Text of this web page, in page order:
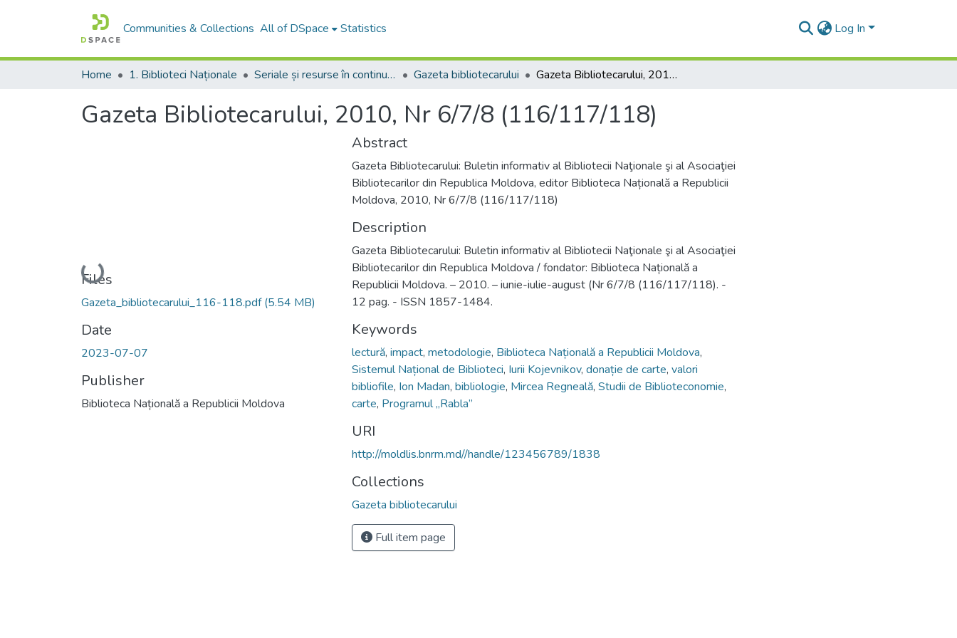
Communities & Collections All of DSpace Statistics Log In
Home 1. Biblioteci Naționale Seriale și resurse în continuare Gazeta bibliotecarului Gazeta Bibliotecarului, 2010, Nr 6/7/8 (116/117/118)
Gazeta Bibliotecarului, 2010, Nr 6/7/8 (116/117/118)
Loading...
Files
Gazeta_bibliotecarului_116-118.pdf(5.54 MB)
Date
2023-07-07
Publisher
Biblioteca Națională a Republicii Moldova
Abstract
Gazeta Bibliotecarului: Buletin informativ al Bibliotecii Naţionale şi al Asociaţiei
Bibliotecarilor din Republica Moldova, editor Biblioteca Națională a Republicii
Moldova, 2010, Nr 6/7/8 (116/117/118)
Description
Gazeta Bibliotecarului: Buletin informativ al Bibliotecii Naţionale şi al Asociaţiei
Bibliotecarilor din Republica Moldova / fondator: Biblioteca Națională a
Republicii Moldova. – 2010. – iunie-iulie-august (Nr 6/7/8 (116/117/118). -
12 pag. - ISSN 1857-1484.
Keywords
lectură, impact, metodologie, Biblioteca Națională a Republicii Moldova,
Sistemul Național de Biblioteci, Iurii Kojevnikov, donație de carte, valori
bibliofile, Ion Madan, bibliologie, Mircea Regneală, Studii de Biblioteconomie,
carte, Programul „Rabla”
URI
http://moldlis.bnrm.md//handle/123456789/1838
Collections
Gazeta bibliotecarului
Full item page